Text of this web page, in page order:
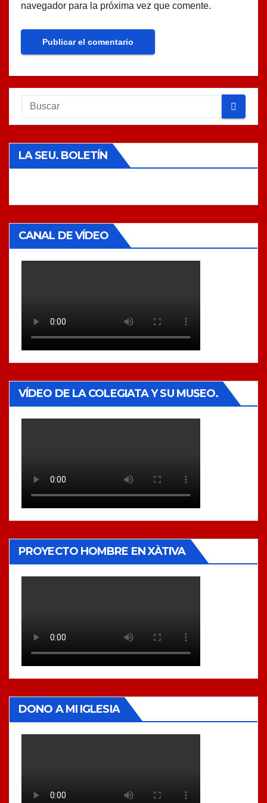
navegador para la próxima vez que comente.
LA SEU. BOLETÍN
CANAL DE VÍDEO
VÍDEO DE LA COLEGIATA Y SU MUSEO.
PROYECTO HOMBRE EN XÀTIVA
DONO A MI IGLESIA